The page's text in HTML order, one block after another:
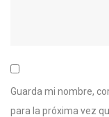
Guarda mi nombre,
para la próxima vez